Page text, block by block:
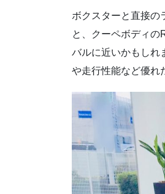
ボクスターと直接の
と、クーペボディの
バルに近いかもしれ
や走行性能など優れ